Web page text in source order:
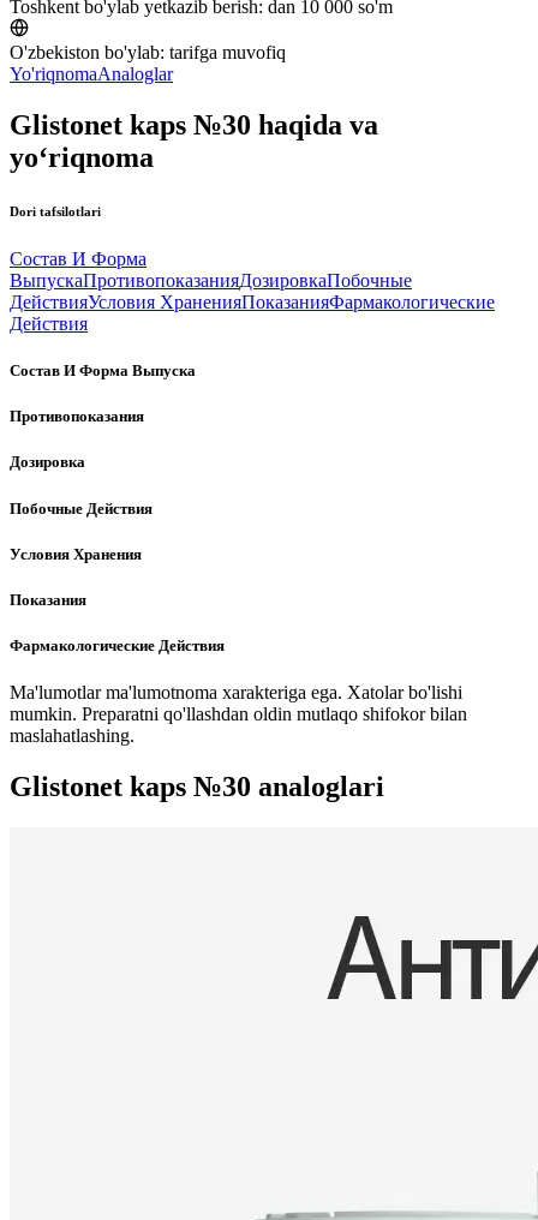
Toshkent bo'ylab yetkazib berish: dan 10 000 so'm
O'zbekiston bo'ylab: tarifga muvofiq
Yo'riqnomaAnaloglar
Glistonet kaps №30 haqida va
yo‘riqnoma
Dori tafsilotlari
Состав И Форма
ВыпускаПротивопоказанияДозировкаПобочные
ДействияУсловия ХраненияПоказанияФармакологические
Действия
Состав И Форма Выпуска
Противопоказания
Дозировка
Побочные Действия
Условия Хранения
Показания
Фармакологические Действия
Ma'lumotlar ma'lumotnoma xarakteriga ega. Xatolar bo'lishi
mumkin. Preparatni qo'llashdan oldin mutlaqo shifokor bilan
maslahatlashing.
Glistonet kaps №30 analoglari